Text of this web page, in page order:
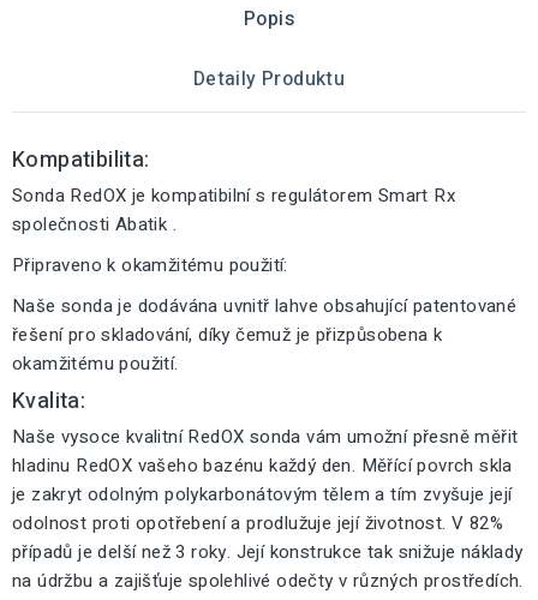
Popis
Detaily Produktu
Kompatibilita:
Sonda RedOX je kompatibilní s regulátorem Smart Rx
společnosti Abatik .
Připraveno k okamžitému použití:
Naše sonda je dodávána uvnitř lahve obsahující patentované
řešení pro skladování, díky čemuž je přizpůsobena k
okamžitému použití.
Kvalita:
Naše vysoce kvalitní RedOX sonda vám umožní přesně měřit
hladinu RedOX vašeho bazénu každý den. Měřící povrch skla
je zakryt odolným polykarbonátovým tělem a tím zvyšuje její
odolnost proti opotřebení a prodlužuje její životnost. V 82%
případů je delší než 3 roky. Její konstrukce tak snižuje náklady
na údržbu a zajišťuje spolehlivé odečty v různých prostředích.